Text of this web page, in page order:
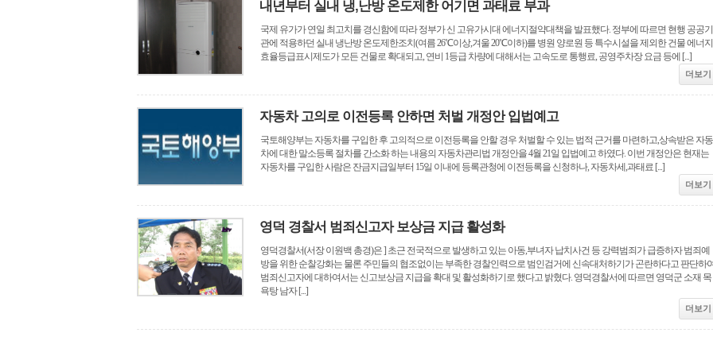
내년부터 실내 냉,난방 온도제한 어기면 과태료 부과
국제 유가가 연일 최고치를 경신함에 따라 정부가 신 고유가시대 에너지절약대책을 발표했다. 정부에 따르면 현행 공공기
관에 적용하던 실내 냉난방 온도제한조치(여름 26℃이상,겨울 20℃이하)를 병원 양로원 등 특수시설을 제외한 건물 에너지
효율등급표시제도가 모든 건물로 확대되고, 연비 1등급 차량에 대해서는 고속도로 통행료, 공영주차장 요금 등에 [...]
더보기
자동차 고의로 이전등록 안하면 처벌 개정안 입법예고
국토해양부는 자동차를 구입한 후 고의적으로 이전등록을 안할 경우 처벌할 수 있는 법적 근거를 마련하고,상속받은 자동
차에 대한 말소등록 절차를 간소화 하는 내용의 자동차관리법 개정안을 4월 21일 입법예고 하였다. 이번 개정안은 현재는
자동차를 구입한 사람은 잔금지급일부터 15일 이내에 등록관청에 이전등록을 신청하나, 자동차세,과태료 [...]
더보기
영덕 경찰서 범죄신고자 보상금 지급 활성화
영덕경찰서(서장 이원백 총경)은 ] 초근 전국적으로 발생하고 있는 아동,부녀자 납치사건 등 강력범죄가 급증하자 범죄예
방을 위한 순찰강화는 물론 주민들의 협조없이는 부족한 경찰인력으로 범인검거에 신속대처하기가 곤란하다고 판단하
범죄신고자에 대하여서는 신고보상금 지급을 확대 및 활성화하기로 했다고 밝혔다. 영덕경찰서에 따르면 영덕군 소재 목
욕탕 남자 [...]
더보기